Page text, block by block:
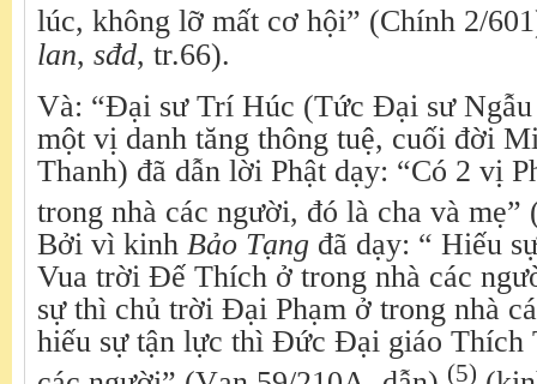
lúc, không lỡ mất cơ hội” (Chính 2/
lan, sđd, tr.66).
Và: “Đại sư Trí Húc (Tức Đại sư Ngẫu
một vị danh tăng thông tuệ, cuối đời
Thanh) đã dẫn lời Phật dạy: “Có 2 vị
trong nhà các người, đó là cha và
Bởi vì kinh Bảo Tạng đã dạy: “ Hiếu
Vua trời Đế Thích ở trong nhà các
sự thì chủ trời Đại Phạm ở trong nhà
hiếu sự tận lực thì Đức Đại giáo Thích
(5)